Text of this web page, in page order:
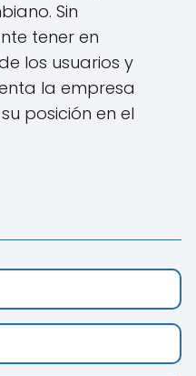
Sin
tener en
los usuarios y
la empresa
posición en el